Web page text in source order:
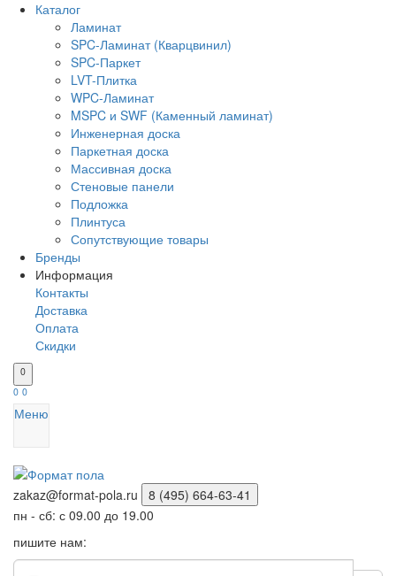
Каталог
Ламинат
SPC-Ламинат (Кварцвинил)
SPC-Паркет
LVT-Плитка
WPC-Ламинат
MSPC и SWF (Каменный ламинат)
Инженерная доска
Паркетная доска
Массивная доска
Стеновые панели
Подложка
Плинтуса
Сопутствующие товары
Бренды
Информация
Контакты
Доставка
Оплата
Скидки
0
0 0
Меню
zakaz@format-pola.ru
8 (495) 664-63-41
пн - сб: с 09.00 до 19.00
пишите нам: